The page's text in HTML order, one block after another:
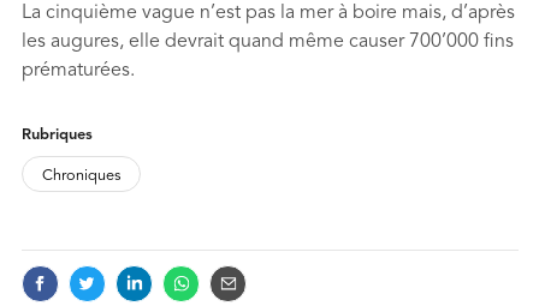
La cinquième vague n’est pas la mer à boire mais, d’après
les augures, elle devrait quand même causer 700’000 fins
prématurées.
FOOTNOTES
Rubriques
Chroniques